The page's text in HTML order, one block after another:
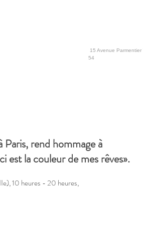
15 Avenue
54
rend hommage à
est la couleur de mes rêves».
10 heures - 20 heures,